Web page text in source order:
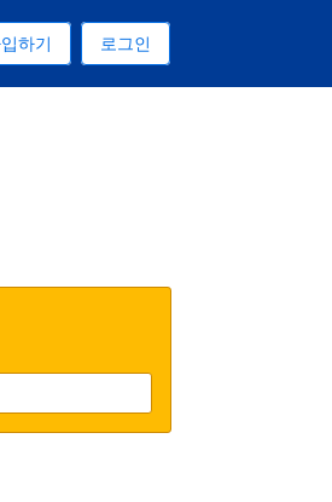
니다
어입니다
으실 수 있습니다
하기 로그인